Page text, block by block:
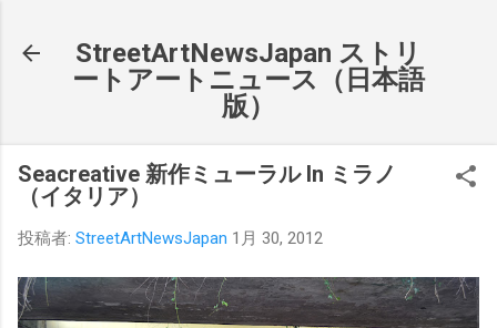
StreetArtNewsJapan ストリ
ートアートニュース（日本語
版）
Seacreative 新作ミューラル In ミラノ
（イタリア）
投稿者: StreetArtNewsJapan 1月 30, 2012